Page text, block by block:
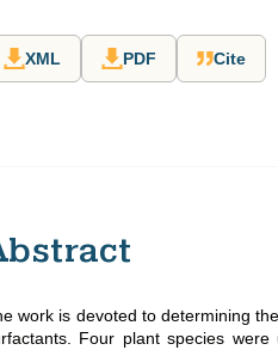
XML PDF Cite
work is devoted to determining
Four plant species